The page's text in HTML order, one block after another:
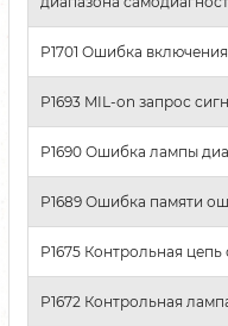
P1701 Ошибка
P1693 MIL-on запрос
P1690 Ошибка лампы
P1689 Ошибка памяти
P1675 Контрольная
P1672 Контрольная